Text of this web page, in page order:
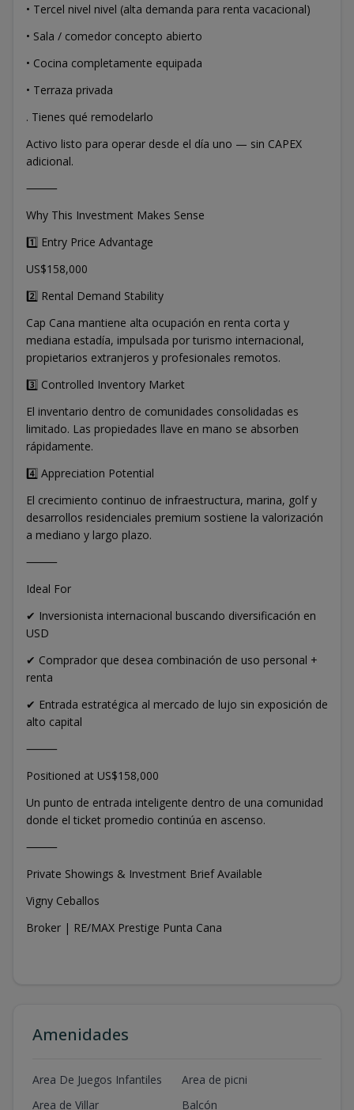
• Tercel nivel nivel (alta demanda para renta vacacional)
• Sala / comedor concepto abierto
• Cocina completamente equipada
• Terraza privada
. Tienes qué remodelarlo
Activo listo para operar desde el día uno — sin CAPEX
adicional.
⸻
Why This Investment Makes Sense
1️⃣ Entry Price Advantage
US$158,000
2️⃣ Rental Demand Stability
Cap Cana mantiene alta ocupación en renta corta y
mediana estadía, impulsada por turismo internacional,
propietarios extranjeros y profesionales remotos.
3️⃣ Controlled Inventory Market
El inventario dentro de comunidades consolidadas es
limitado. Las propiedades llave en mano se absorben
rápidamente.
4️⃣ Appreciation Potential
El crecimiento continuo de infraestructura, marina, golf y
desarrollos residenciales premium sostiene la valorización
a mediano y largo plazo.
⸻
Ideal For
✔ Inversionista internacional buscando diversificación en
USD
✔ Comprador que desea combinación de uso personal +
renta
✔ Entrada estratégica al mercado de lujo sin exposición de
alto capital
⸻
Positioned at US$158,000
Un punto de entrada inteligente dentro de una comunidad
donde el ticket promedio continúa en ascenso.
⸻
Private Showings & Investment Brief Available
Vigny Ceballos
Broker | RE/MAX Prestige Punta Cana
Amenidades
Area De Juegos Infantiles
Area de picni
Area de Villar
Balcón